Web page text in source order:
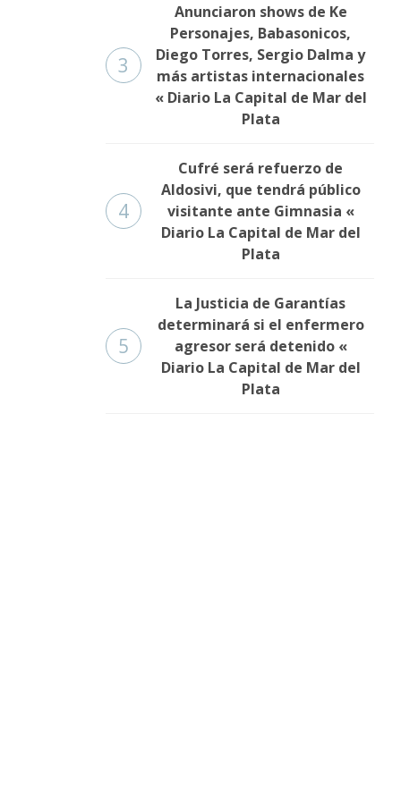
3
Anunciaron shows de Ke
Personajes, Babasonicos,
Diego Torres, Sergio Dalma y
más artistas internacionales
« Diario La Capital de Mar del
Plata
4
Cufré será refuerzo de
Aldosivi, que tendrá público
visitante ante Gimnasia «
Diario La Capital de Mar del
Plata
5
La Justicia de Garantías
determinará si el enfermero
agresor será detenido «
Diario La Capital de Mar del
Plata